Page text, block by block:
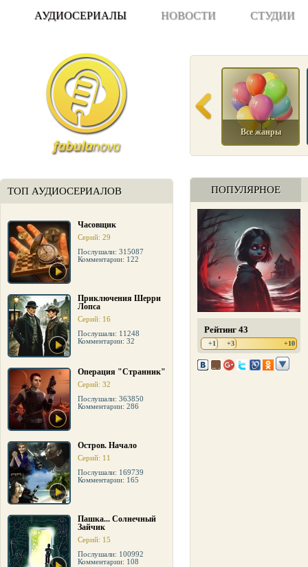
АУДИОСЕРИАЛЫ НОВОСТИ СТУДИИ
ТОП АУДИОСЕРИАЛОВ
Часовщик
Серий: 29
Послушали: 315087
Комментарии: 122
Приключения Шерри
Лопса
Серий: 16
Послушали: 11248
Комментарии: 32
Операция "Странник"
Серий: 32
Послушали: 363850
Комментарии: 286
Остров. Начало
Серий: 11
Послушали: 169739
Комментарии: 165
Пашка... Солнечный
Зайчик
Серий: 15
Послушали: 100992
Комментарии: 108
Все жанры
ПОПУЛЯРНОЕ
Рейтинг 43
+1 +3 +10